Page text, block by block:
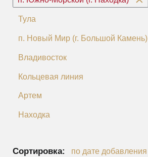
Тула
п. Новый Мир (г. Большой Камень)
Владивосток
Кольцевая линия
Артем
Находка
Сортировка: по дате добавления